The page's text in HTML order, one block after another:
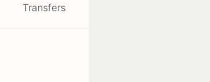
Transfers